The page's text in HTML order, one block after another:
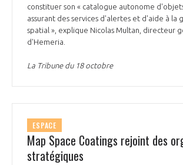
constituer son « catalogue autonome
assurant des services d'alertes et d'aide à la
spatial », explique Nicolas Multan, directeur
d'Hemeria.
La Tribune du 18 octobre
ESPACE
Map Space Coatings rejoint des
stratégiques